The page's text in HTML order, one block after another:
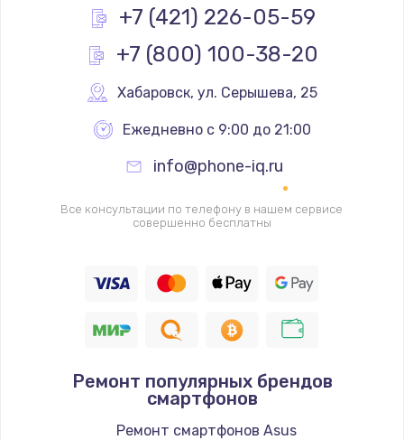
Заказать
Замена реле
Замена термопредохранителя
700 руб.
Заказать
2500 руб.
1400 руб.
Заказать
+7 (421) 226-05-59
+7 (800) 100-38-20
Хабаровск, ул. Серышева, 25
Ежедневно с 9:00 до 21:00
info@phone-iq.ru
Все консультации по телефону в нашем сервисе
совершенно бесплатны
Ремонт популярных брендов
смартфонов
Ремонт смартфонов Asus